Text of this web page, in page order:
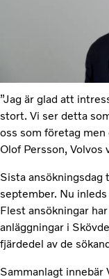
”Jag är glad att
stort. Vi ser detta
oss som företag men
Olof Persson, Volvos
Sista
september. Nu
Flest ansökningar
anläggningar i
fjärdedel av de
Sammanlagt